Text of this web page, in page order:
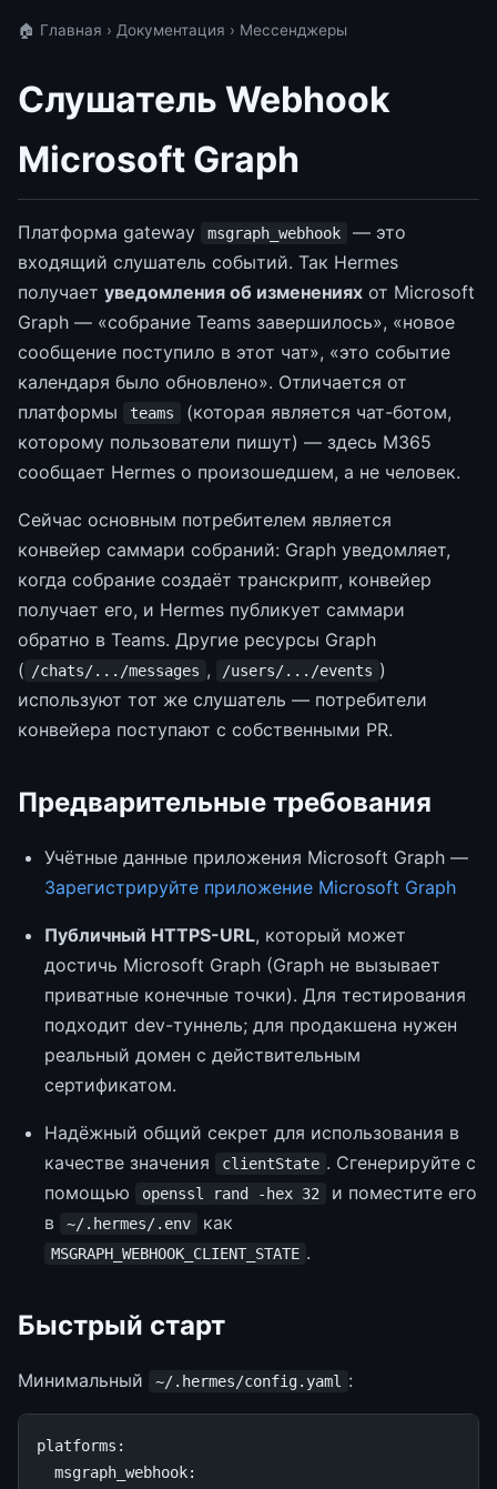
🏠 Главная › Документация › Мессенджеры
Слушатель Webhook
Microsoft Graph
Платформа gateway msgraph_webhook
— это
входящий слушатель событий. Так Hermes
получает уведомления об изменениях от Microsoft
Graph — «собрание Teams завершилось», «новое
сообщение поступило в этот чат», «это событие
календаря было обновлено». Отличается от
платформы
teams
(которая является чат-ботом,
которому пользователи пишут) — здесь M365
сообщает Hermes о произошедшем, а не человек.
Сейчас основным потребителем является
конвейер саммари собраний: Graph уведомляет,
когда собрание создаёт транскрипт, конвейер
получает его, и Hermes публикует саммари
обратно в Teams. Другие ресурсы Graph
( /chats/.../messages , /users/.../events )
используют тот же слушатель — потребители
конвейера поступают с собственными PR.
Предварительные требования
Учётные данные приложения Microsoft Graph —
Зарегистрируйте приложение Microsoft Graph
Публичный HTTPS-URL, который может
достичь Microsoft Graph (Graph не вызывает
приватные конечные точки). Для тестирования
подходит dev-туннель; для продакшена нужен
реальный домен с действительным
сертификатом.
Надёжный общий секрет для использования в
качестве значения
clientState . Сгенерируйте с
помощью
openssl rand -hex 32
и поместите его
в
~/.hermes/.env как
MSGRAPH_WEBHOOK_CLIENT_STATE .
Быстрый старт
Минимальный ~/.hermes/config.yaml :
platforms :
msgraph_webhook: